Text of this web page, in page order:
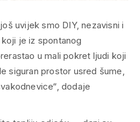
uvijek smo DIY, nezavisni i
je iz spontanog
u mali pokret ljudi koji
siguran prostor usred šume,
dodaje